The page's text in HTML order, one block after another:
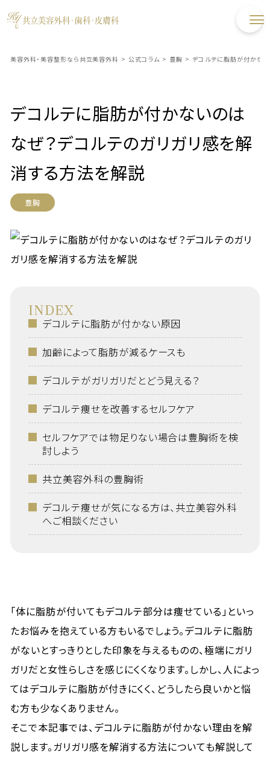
美容外科・美容整形なら共立美容外科 > 公式コラム > 豊胸 > デコルテに脂肪が付かな
デコルテに脂肪が付かないのは
なぜ？デコルテのガリガリ感を解
消する方法を解説
豊胸
INDEX
デコルテに脂肪が付かない原因
加齢によって脂肪が減るケースも
デコルテがガリガリだとどう見える？
デコルテ痩せを改善するセルフケア
セルフケアでは物足りない場合は豊胸術を検
討しよう
共立美容外科の豊胸術
デコルテ痩せが気になる方は、共立美容外科
へご相談ください
「体に脂肪が付いてもデコルテ部分は痩せている」といっ
たお悩みを抱えている方もいるでしょう。デコルテに脂肪
がないとすっきりとした印象を与えるものの、極端にガリ
ガリだと女性らしさを感じにくくなります。しかし、人によっ
てはデコルテに脂肪が付きにくく、どうしたら良いかと悩
む方も少なくありません。
そこで本記事では、デコルテに脂肪が付かない理由を解
説します。ガリガリ感を解消する方法についても解説して